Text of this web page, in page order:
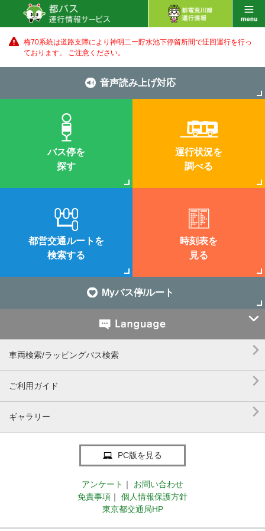
梅70系統は道路支障により神明二ー貯水池下停留所間で迂回運行を行っ
ております。 ご注意ください。
音声読み上げ対応
バス停を
探す
運行状況を
調べる
都営交通ルートを
検索する
時刻表を
見る
Myバス停/ルート

車両検索/ラッピングバス検索 
ご利用ガイド 
ギャラリー 
PC版を見る
アンケート ｜
お問い合わせ
免責事項 ｜
個人情報保護方針
東京都交通局HP